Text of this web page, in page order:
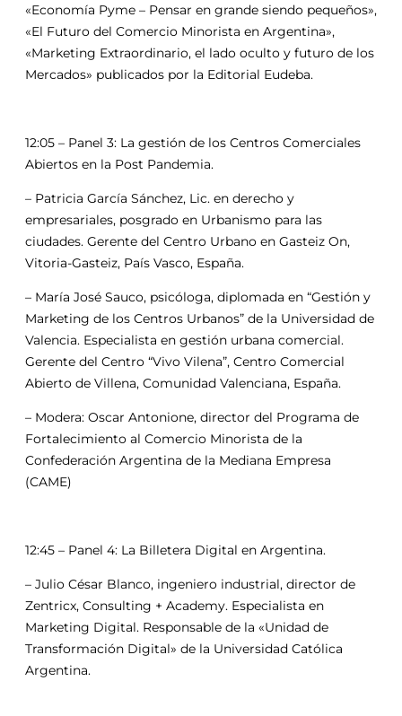
«Economía Pyme – Pensar en grande siendo pequeños»,
«El Futuro del Comercio Minorista en Argentina»,
«Marketing Extraordinario, el lado oculto y futuro de los
Mercados» publicados por la Editorial Eudeba.
12:05 – Panel 3: La gestión de los Centros Comerciales
Abiertos en la Post Pandemia.
– Patricia García Sánchez, Lic. en derecho y
empresariales, posgrado en Urbanismo para las
ciudades. Gerente del Centro Urbano en Gasteiz On,
Vitoria-Gasteiz, País Vasco, España.
– María José Sauco, psicóloga, diplomada en “Gestión y
Marketing de los Centros Urbanos” de la Universidad de
Valencia. Especialista en gestión urbana comercial.
Gerente del Centro “Vivo Vilena”, Centro Comercial
Abierto de Villena, Comunidad Valenciana, España.
– Modera: Oscar Antonione, director del Programa de
Fortalecimiento al Comercio Minorista de la
Confederación Argentina de la Mediana Empresa
(CAME)
12:45 – Panel 4: La Billetera Digital en Argentina.
– Julio César Blanco, ingeniero industrial, director de
Zentricx, Consulting + Academy. Especialista en
Marketing Digital. Responsable de la «Unidad de
Transformación Digital» de la Universidad Católica
Argentina.